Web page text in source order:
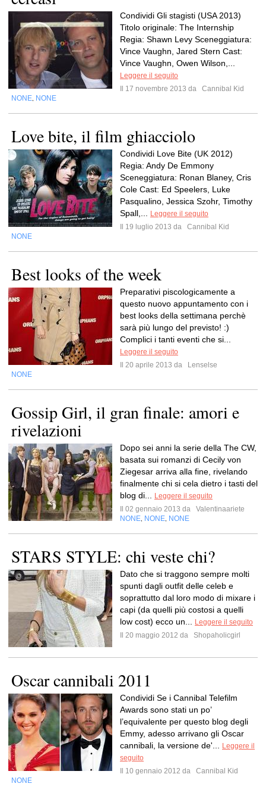
Condividi Gli stagisti (USA 2013)
Titolo originale: The Internship
Regia: Shawn Levy Sceneggiatura:
Vince Vaughn, Jared Stern Cast:
Vince Vaughn, Owen Wilson,...
Leggere il seguito
Il 17 novembre 2013 da
Cannibal Kid
NONE NONE
Love bite, il film ghiacciolo
Condividi Love Bite (UK 2012)
Regia: Andy De Emmony
Sceneggiatura: Ronan Blaney, Cris
Cole Cast: Ed Speelers, Luke
Pasqualino, Jessica Szohr, Timothy
Spall,...
Leggere il seguito
Il 19 luglio 2013 da
Cannibal Kid
NONE
Best looks of the week
Preparativi piscologicamente a
questo nuovo appuntamento con i
best looks della settimana perchè
sarà più lungo del previsto! :)
Complici i tanti eventi che si...
Leggere il seguito
Il 20 aprile 2013 da
Lenselse
NONE
Gossip Girl, il gran finale: amori e
rivelazioni
Dopo sei anni la serie della The CW,
basata sui romanzi di Cecily von
Ziegesar arriva alla fine, rivelando
finalmente chi si cela dietro i tasti del
blog di...
Leggere il seguito
Il 02 gennaio 2013 da
Valentinaariete
NONE NONE NONE
STARS STYLE: chi veste chi?
Dato che si traggono sempre molti
spunti dagli outfit delle celeb e
soprattutto dal loro modo di mixare i
capi (da quelli più costosi a quelli
low cost) ecco un...
Leggere il seguito
Il 20 maggio 2012 da
Shopaholicgirl
Oscar cannibali 2011
Condividi Se i Cannibal Telefilm
Awards sono stati un po’
l’equivalente per questo blog degli
Emmy, adesso arrivano gli Oscar
cannibali, la versione de'...
Leggere il
seguito
Il 10 gennaio 2012 da
Cannibal Kid
NONE